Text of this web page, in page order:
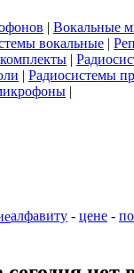
| Вокальные
вокальные |
|
| Радиосистемы
|
алфавиту - цене -